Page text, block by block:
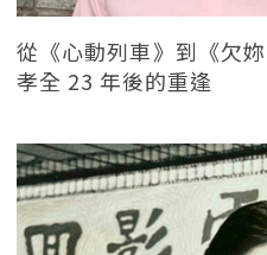
從《心動列車》到《欠
孝全 23 年後的重逢